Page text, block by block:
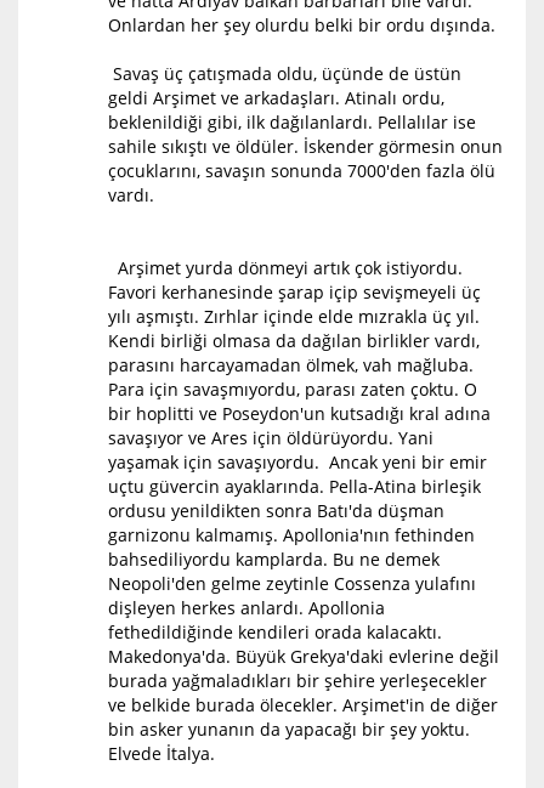
Onlardan her şey olurdu belki bir ordu dışında.
Savaş üç çatışmada oldu, üçünde de üstün
geldi Arşimet ve arkadaşları. Atinalı ordu,
beklenildiği gibi, ilk dağılanlardı. Pellalılar ise
sahile sıkıştı ve öldüler. İskender görmesin onun
çocuklarını, savaşın sonunda 7000'den fazla ölü
vardı.
Arşimet yurda dönmeyi artık çok istiyordu.
Favori kerhanesinde şarap içip sevişmeyeli üç
yılı aşmıştı. Zırhlar içinde elde mızrakla üç yıl.
Kendi birliği olmasa da dağılan birlikler vardı,
parasını harcayamadan ölmek, vah mağluba.
Para için savaşmıyordu, parası zaten çoktu. O
bir hoplitti ve Poseydon'un kutsadığı kral adına
savaşıyor ve Ares için öldürüyordu. Yani
yaşamak için savaşıyordu. Ancak yeni bir emir
uçtu güvercin ayaklarında. Pella-Atina birleşik
ordusu yenildikten sonra Batı'da düşman
garnizonu kalmamış. Apollonia'nın fethinden
bahsediliyordu kamplarda. Bu ne demek
Neopoli'den gelme zeytinle Cossenza yulafını
dişleyen herkes anlardı. Apollonia
fethedildiğinde kendileri orada kalacaktı.
Makedonya'da. Büyük Grekya'daki evlerine değil
burada yağmaladıkları bir şehire yerleşecekler
ve belkide burada ölecekler. Arşimet'in de diğer
bin asker yunanın da yapacağı bir şey yoktu.
Elvede İtalya.